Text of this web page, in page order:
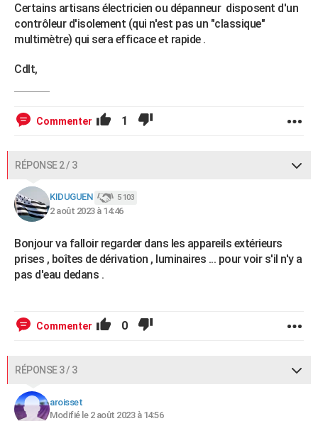
Certains artisans électricien ou dépanneur disposent d'un
contrôleur d'isolement (qui n'est pas un "classique"
multimètre) qui sera efficace et rapide .
Cdlt,
Commenter 1
RÉPONSE 2 / 3
KIDUGUEN 5 103
2 août 2023 à 14:46
Bonjour va falloir regarder dans les appareils extérieurs
prises , boîtes de dérivation , luminaires ... pour voir s'il n'y a
pas d'eau dedans .
Commenter 0
RÉPONSE 3 / 3
aroisset
Modifié le 2 août 2023 à 14:56